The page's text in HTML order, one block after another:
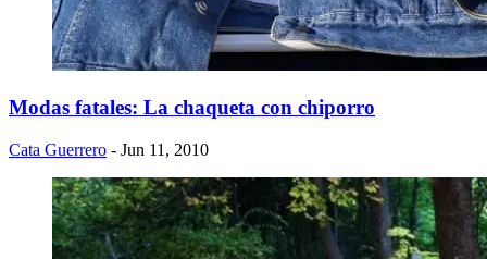
Modas fatales: La chaqueta con chiporro
Cata Guerrero - Jun 11, 2010